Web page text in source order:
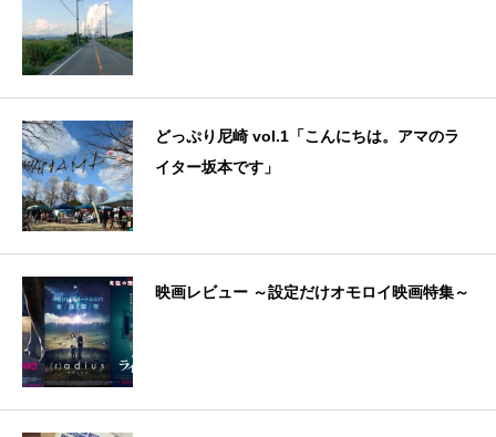
どっぷり尼崎 vol.1「こんにちは。アマのラ
イター坂本です」
映画レビュー ～設定だけオモロイ映画特集～